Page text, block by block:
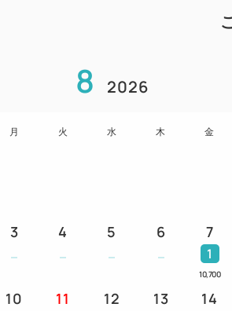
8 2026
月 火 水 木 金
3 4 5 6 7
1
10,700
10 11 12 13 14